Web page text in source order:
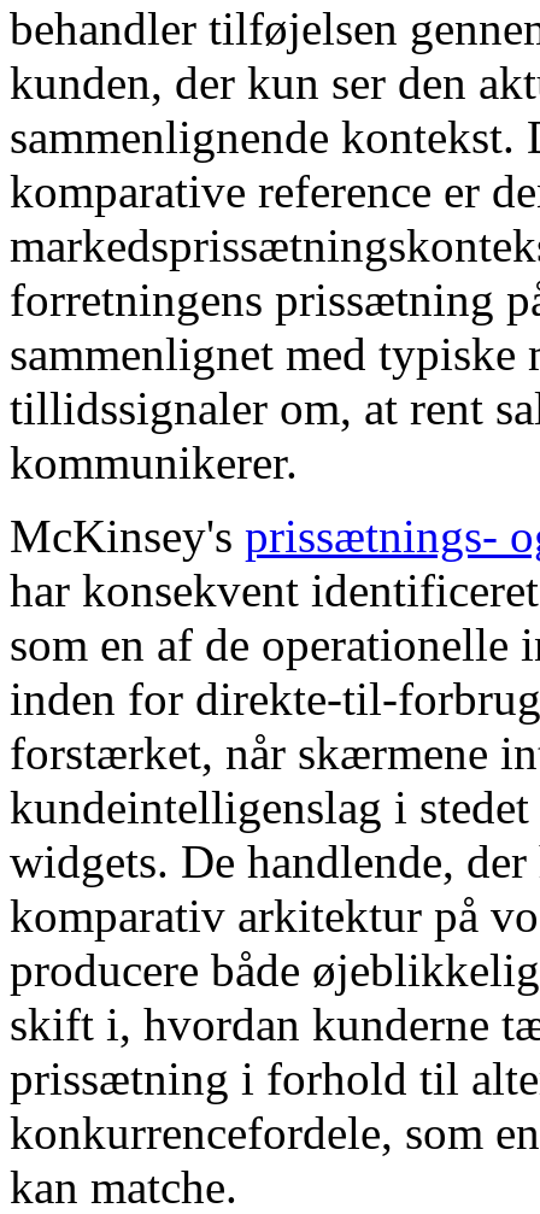
behandler tilføjelsen
kunden, der kun ser den
sammenlignende kontekst.
komparative reference er
forretningens prissætning
sammenlignet med typiske
tillidssignaler om, at rent
kommunikerer.
McKinsey's prissætnings-
har konsekvent
som en af ​​de operationelle
inden for direkte-til-
forstærket, når skærmene
kundeintelligenslag i
widgets. De handlende,
komparativ arkitektur på
producere både
skift i, hvordan kunderne
prissætning i forhold til
konkurrencefordele, som
kan matche.